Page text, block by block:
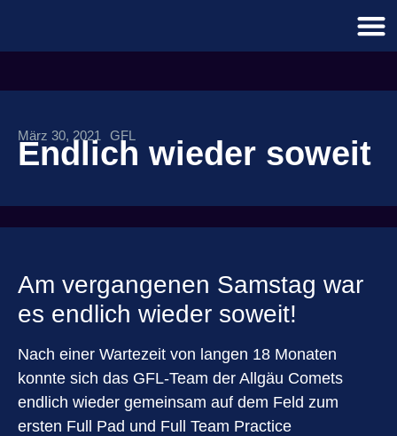
März 30, 2021 GFL
Endlich wieder soweit
Am vergangenen Samstag war
es endlich wieder soweit!
Nach einer Wartezeit von langen 18 Monaten
konnte sich das GFL-Team der Allgäu Comets
endlich wieder gemeinsam auf dem Feld zum
ersten Full Pad und Full Team Practice